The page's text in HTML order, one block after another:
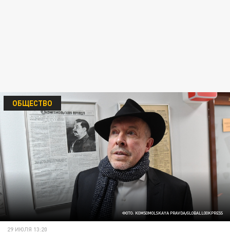
ФОТО: KOMSOMOLSKAYA PRAVDA/GLOBALLOOKPRESS
ОБЩЕСТВО
29 ИЮЛЯ 13:20